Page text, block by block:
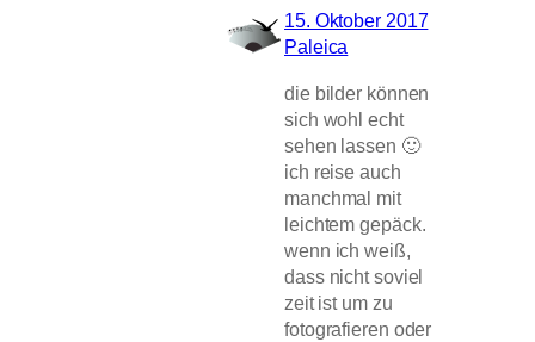
15. Oktober 2017
Paleica
die bilder können
sich wohl echt
sehen lassen 🙂
ich reise auch
manchmal mit
leichtem gepäck.
wenn ich weiß,
dass nicht soviel
zeit ist um zu
fotografieren oder